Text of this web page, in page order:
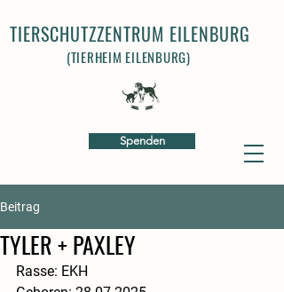
Spenden
TIERSCHUTZZENTRUM EILENBURG
(TIERHEIM EILENBURG)
Beitrag
TYLER + PAXLEY
Rasse: EKH